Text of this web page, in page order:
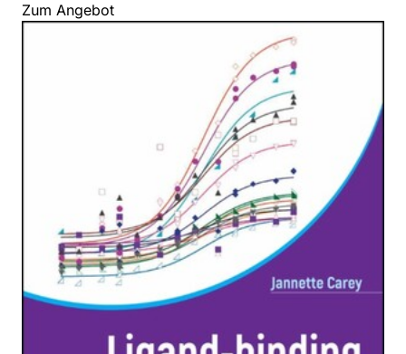
Zum Angebot